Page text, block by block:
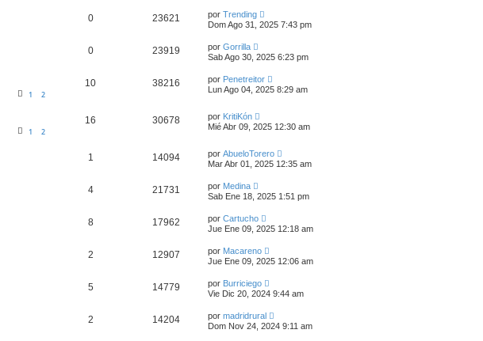
0 23621 por Trending
Dom Ago 31, 2025 7:43 pm
0 23919 por Gorrilla
Sab Ago 30, 2025 6:23 pm
1 2
10 38216 por Penetreitor
Lun Ago 04, 2025 8:29 am
1 2
16 30678 por KritiKón
Mié Abr 09, 2025 12:30 am
1 14094 por AbueloTorero
Mar Abr 01, 2025 12:35 am
4 21731 por Medina
Sab Ene 18, 2025 1:51 pm
8 17962 por Cartucho
Jue Ene 09, 2025 12:18 am
2 12907 por Macareno
Jue Ene 09, 2025 12:06 am
5 14779 por Burriciego
Vie Dic 20, 2024 9:44 am
2 14204 por madridrural
Dom Nov 24, 2024 9:11 am